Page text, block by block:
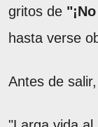
gritos de
hasta verse
Antes de